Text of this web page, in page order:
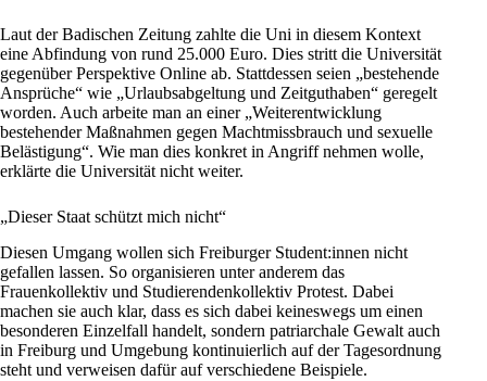
Laut derBadischen Zeitung zahlte die Uni in diesem Kontext
eine Abfindung von rund 25.000 Euro. Dies stritt die Universität
gegenüber Perspektive Online ab. Stattdessen seien „bestehende
Ansprüche“ wie „Urlaubsabgeltung und Zeitguthaben“ geregelt
worden. Auch arbeite man an einer „Weiterentwicklung
bestehender Maßnahmen gegen Machtmissbrauch und sexuelle
Belästigung“. Wie man dies konkret in Angriff nehmen wolle,
erklärte die Universität nicht weiter.
„Dieser Staat schützt mich nicht“
Diesen Umgang wollen sich Freiburger Student:innen nicht
gefallen lassen. So organisieren unter anderem das
Frauenkollektiv und Studierendenkollektiv Protest. Dabei
machen sie auch klar, dass es sich dabei keineswegs um einen
besonderen Einzelfall handelt, sondern patriarchale Gewalt auch
in Freiburg und Umgebung kontinuierlich auf der Tagesordnung
steht und verweisen dafür auf verschiedene Beispiele.